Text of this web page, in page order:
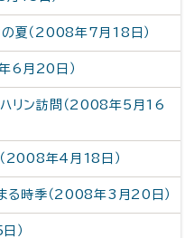
の夏（2008年7月18日）
6月20日）
ハリン訪問（2008年5月16
2008年4月18日）
る時季（2008年3月20日）
）